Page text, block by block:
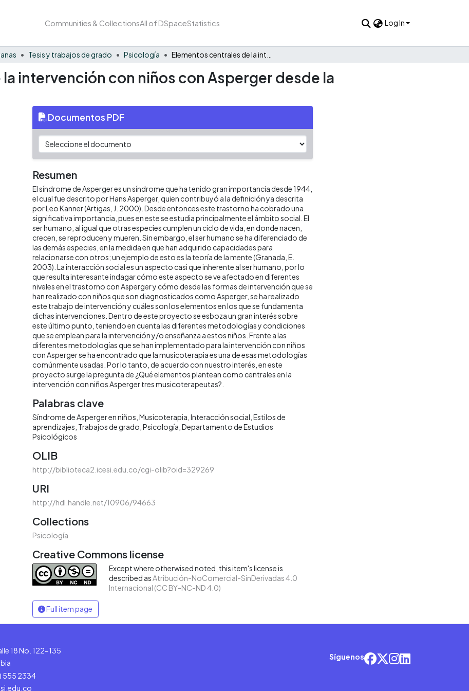
Communities & CollectionsAll of DSpaceStatistics Log In
Tesis y trabajos de grado Psicología
intervención con niños con Asperger desde la
Documentos PDF
Resumen
El síndrome de Asperger es un síndrome que ha tenido gran importancia desde 1944,
el cual fue descrito por Hans Asperger, quien contribuyó a la definición ya descrita
por Leo Kanner (Artigas, J. 2000). Desde entonces este trastorno ha cobrado una
significativa importancia, pues en este se estudia principalmente el ámbito social. El
ser humano, al igual que otras especies cumplen un ciclo de vida, en donde nacen,
crecen, se reproducen y mueren. Sin embargo, el ser humano se ha diferenciado de
las demás especies, en la medida en que han adquirido capacidades para
relacionarse con otros; un ejemplo de esto es la teoría de la mente (Granada, E.
2003). La interacción social es un aspecto casi que inherente al ser humano, por lo
que resulta interesante indagar cómo este aspecto se ve afectado en diferentes
niveles en el trastorno con Asperger y cómo desde las formas de intervención que se
han realizado con niños que son diagnosticados como Asperger, se ha realizado
este trabajo de intervención y cuáles son los elementos en los que se fundamenta
dichas intervenciones. Dentro de este proyecto se esboza un gran interés sobre
este último punto, teniendo en cuenta las diferentes metodologías y condiciones
que se emplean para la intervención y/o enseñanza a estos niños. Frente a las
diferentes metodologías que se han implementado para la intervención con niños
con Asperger se ha encontrado que la musicoterapia es una de esas metodologías
comúnmente usadas. Por lo tanto, de acuerdo con nuestro interés, en este
proyecto surge la pregunta de ¿Qué elementos plantean como centrales en la
intervención con niños Asperger tres musicoterapeutas?.
Palabras clave
Síndrome de Asperger en niños Musicoterapia Interacción social Estilos de
aprendizajes Trabajos de grado Psicología Departamento de Estudios
Psicológicos
OLIB
http://biblioteca2.icesi.edu.co/cgi-olib?oid=329269
URI
http://hdl.handle.net/10906/94663
Collections
Psicología
Creative Commons license
Except where otherwised noted, this item's license is
described as Atribución-NoComercial-SinDerivadas 4.0
Internacional (CC BY-NC-ND 4.0)
Full item page
18 No. 122-135
555 2334
Síguenos